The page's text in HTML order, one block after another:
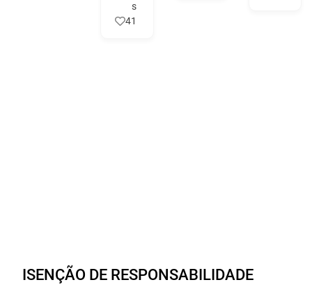
s
41
ISENÇÃO DE RESPONSABILIDADE